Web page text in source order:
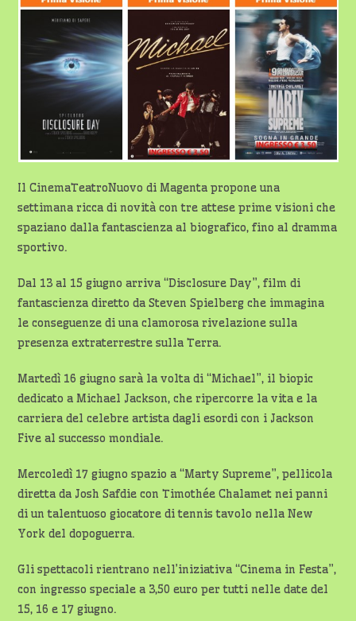
Il CinemaTeatroNuovo di Magenta propone una
settimana ricca di novità con tre attese prime visioni che
spaziano dalla fantascienza al biografico, fino al dramma
sportivo.
Dal 13 al 15 giugno arriva “Disclosure Day”, film di
fantascienza diretto da Steven Spielberg che immagina
le conseguenze di una clamorosa rivelazione sulla
presenza extraterrestre sulla Terra.
Martedì 16 giugno sarà la volta di “Michael”, il biopic
dedicato a Michael Jackson, che ripercorre la vita e la
carriera del celebre artista dagli esordi con i Jackson
Five al successo mondiale.
Mercoledì 17 giugno spazio a “Marty Supreme”, pellicola
diretta da Josh Safdie con Timothée Chalamet nei panni
di un talentuoso giocatore di tennis tavolo nella New
York del dopoguerra.
Gli spettacoli rientrano nell’iniziativa “Cinema in Festa”,
con ingresso speciale a 3,50 euro per tutti nelle date del
15, 16 e 17 giugno.